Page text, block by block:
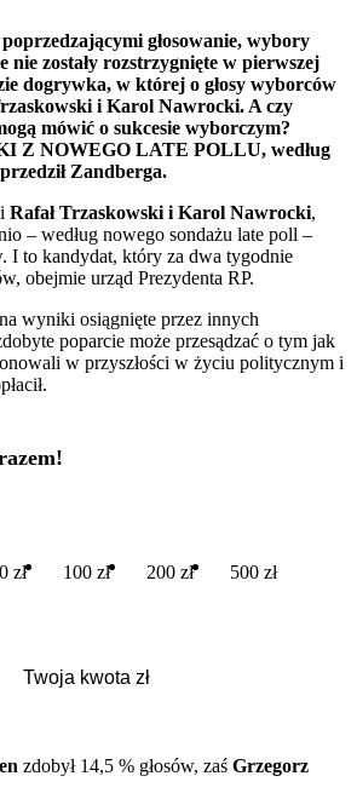
głosowanie, wybory
nie zostały rozstrzygnięte w pierwszej
dogrywka, w której o głosy wyborców
i Karol Nawrocki. A czy
mówić o sukcesie wyborczym?
Z NOWEGO LATE POLLU, według
Zandberga.
Rafał Trzaskowski i Karol Nawrocki,
– według nowego sondażu late poll –
I to kandydat, który za dwa tygodnie
obejmie urząd Prezydenta RP.
wyniki osiągnięte przez innych
poparcie może przesądzać o tym jak
w przyszłości w życiu politycznym i
zł 100 zł 200 zł 500 zł
zdobył 14,5 % głosów, zaś Grzegorz